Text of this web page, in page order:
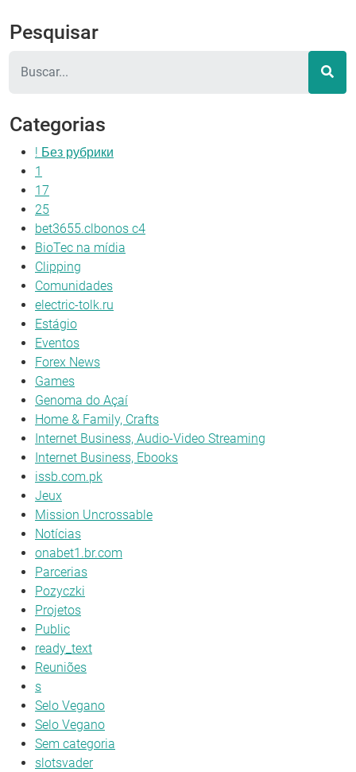
Pesquisar
Categorias
! Без рубрики
1
17
25
bet3655.clbonos c4
BioTec na mídia
Clipping
Comunidades
electric-tolk.ru
Estágio
Eventos
Forex News
Games
Genoma do Açaí
Home & Family, Crafts
Internet Business, Audio-Video Streaming
Internet Business, Ebooks
issb.com.pk
Jeux
Mission Uncrossable
Notícias
onabet1.br.com
Parcerias
Pozyczki
Projetos
Public
ready_text
Reuniões
s
Selo Vegano
Selo Vegano
Sem categoria
slotsvader